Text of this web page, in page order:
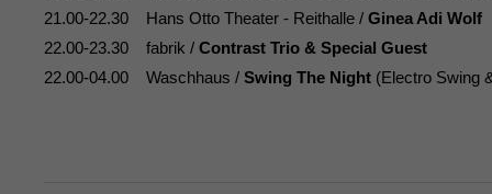
21.00-22.30 Hans Otto Theater - Reithalle / Ginea Adi Wolf
22.00-23.30 fabrik / Contrast Trio & Special Guest
22.00-04.00 Waschhaus / Swing The Night (Electro Swing